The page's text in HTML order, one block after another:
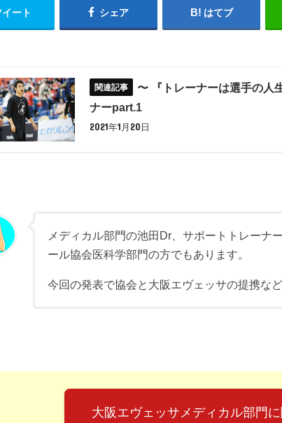
イート シェア はてブ
〜 『トレーナーは選手の人
ナーpart.1
2021年1月20日
メディカル部門の池田Dr、サポートトレーナ
ール協会医科学部門の方でもあります。
今回の発表で協会と大阪エヴェッサの提携な
大阪エヴェッサメディカル部門